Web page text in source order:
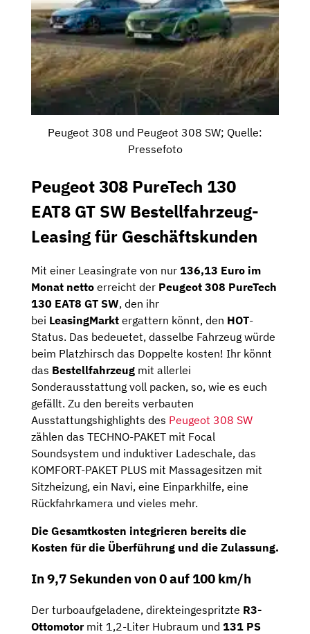
Peugeot 308 und Peugeot 308 SW; Quelle:
Pressefoto
Peugeot 308 PureTech 130
EAT8 GT SW Bestellfahrzeug-
Leasing für Geschäftskunden
Mit einer Leasingrate von nur 136,13 Euro im
Monat netto erreicht der Peugeot 308 PureTech
130 EAT8 GT SW, den ihr
bei LeasingMarkt ergattern könnt, den HOT-
Status. Das bedeuetet, dasselbe Fahrzeug würde
beim Platzhirsch das Doppelte kosten! Ihr könnt
das Bestellfahrzeug mit allerlei
Sonderausstattung voll packen, so, wie es euch
gefällt. Zu den bereits verbauten
Ausstattungshighlights des Peugeot 308 SW
zählen das TECHNO-PAKET mit Focal
Soundsystem und induktiver Ladeschale, das
KOMFORT-PAKET PLUS mit Massagesitzen mit
Sitzheizung, ein Navi, eine Einparkhilfe, eine
Rückfahrkamera und vieles mehr.
Die Gesamtkosten integrieren bereits die
Kosten für die Überführung und die Zulassung.
In 9,7 Sekunden von 0 auf 100 km/h
Der turboaufgeladene, direkteingespritzte R3-
Ottomotormit 1,2-Liter Hubraum und 131 PS